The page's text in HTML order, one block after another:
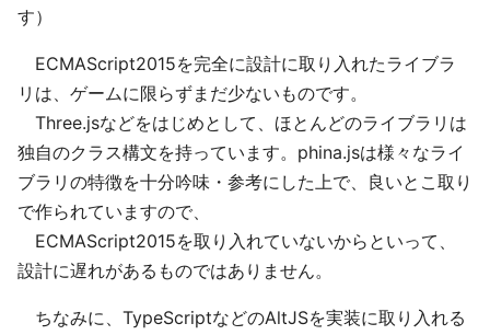
す）
ECMAScript2015を完全に設計に取り入れたライブラ
リは、ゲームに限らずまだ少ないものです。
Three.jsなどをはじめとして、ほとんどのライブラリは
独自のクラス構文を持っています。phina.jsは様々なライ
ブラリの特徴を十分吟味・参考にした上で、良いとこ取り
で作られていますので、
ECMAScript2015を取り入れていないからといって、
設計に遅れがあるものではありません。
ちなみに、TypeScriptなどのAltJSを実装に取り入れる